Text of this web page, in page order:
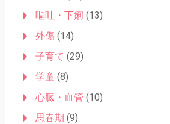
嘔吐・下痢 (13)
外傷(14)
子育て (29)
学童(8)
心臓・血管 (10)
思春期 (9)